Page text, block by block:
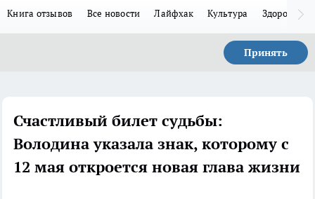
Книга отзывов Все новости Лайфхак Культура Здоровье
Принять
Счастливый билет судьбы:
Володина указала знак, которому с
12 мая откроется новая глава жизни